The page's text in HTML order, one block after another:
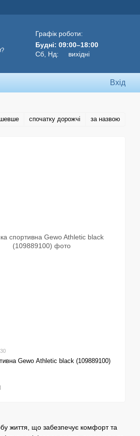
Графік роботи:
Будні: 09:00–18:00
Сб, Нд: вихідні
Вхід
спочатку дорожчі за назвою
життя, що забезпечує комфорт та
Gewo Athletic black (109889100)